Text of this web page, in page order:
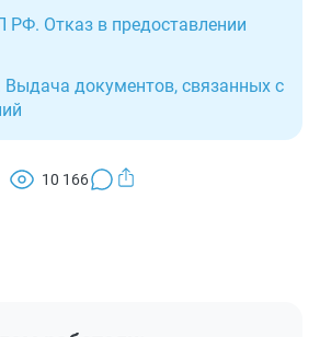
РФ. Отказ в предоставлении
документов, связанных с
10 166